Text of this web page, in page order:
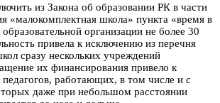
из Закона об образовании РК в части
«малокомплектная школа» пункта «время в
организации не более 30
привела к исключению из перечня
сразу нескольких учреждений
их финансирования привело к
работающих, в том числе и с
даже при небольшом расстоянии